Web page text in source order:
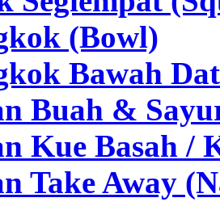
(Bowl)
Bawah
Buah &
Kue Basah /
Take Away